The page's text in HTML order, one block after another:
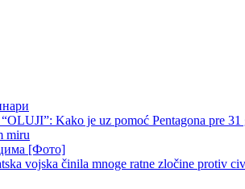
Kako je uz pomoć Pentagona pre 31
miru
[Фото]
vojska činila mnoge ratne zločine protiv